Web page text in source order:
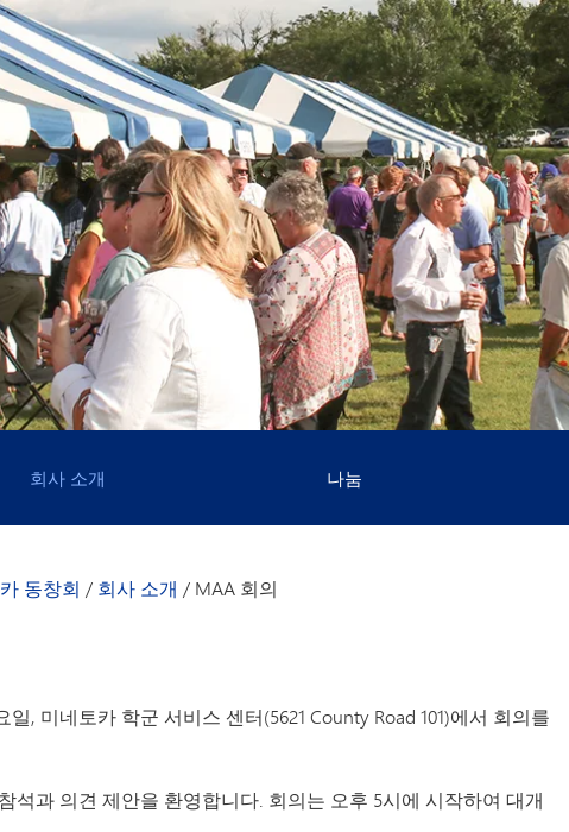
회사 소개 나눔
공로를 인정하다
KIA 추모비
동창회 / 회사 소개 / MAA 회의
, 미네토카 학군 서비스 센터(5621 County Road 101)에서 회의를
석과 의견 제안을 환영합니다. 회의는 오후 5시에 시작하여 대개